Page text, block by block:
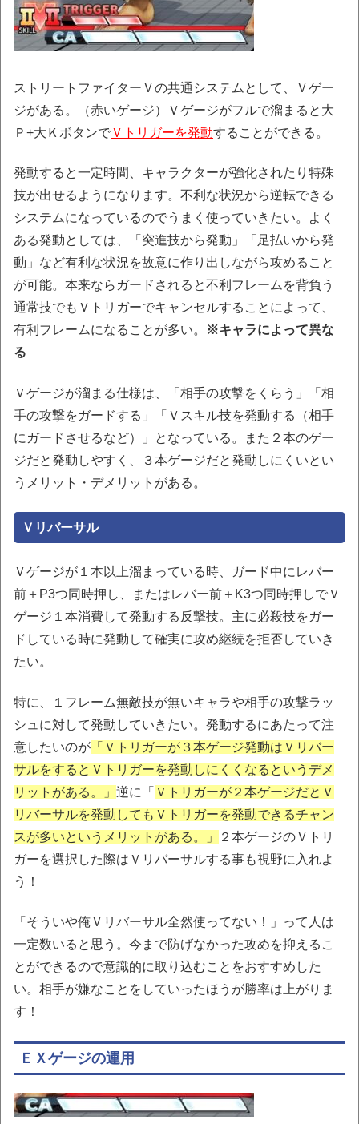
ストリートファイターＶの共通システムとして、Ｖゲー
ジがある。（赤いゲージ）Ｖゲージがフルで溜まると大
Ｐ+大ＫボタンでＶトリガーを発動することができる。
発動すると一定時間、キャラクターが強化されたり特殊
技が出せるようになります。不利な状況から逆転できる
システムになっているのでうまく使っていきたい。よく
ある発動としては、「突進技から発動」「足払いから発
動」など有利な状況を故意に作り出しながら攻めること
が可能。本来ならガードされると不利フレームを背負う
通常技でもＶトリガーでキャンセルすることによって、
有利フレームになることが多い。
※キャラによって異な
る
Ｖゲージが溜まる仕様は、「相手の攻撃をくらう」「相
手の攻撃をガードする」「Ｖスキル技を発動する（相手
にガードさせるなど）」となっている。また２本のゲー
ジだと発動しやすく、３本ゲージだと発動しにくいとい
うメリット・デメリットがある。
Ｖリバーサル
Ｖゲージが１本以上溜まっている時、ガード中にレバー
前＋P3つ同時押し、またはレバー前＋K3つ同時押しでＶ
ゲージ１本消費して発動する反撃技。主に必殺技をガー
ドしている時に発動して確実に攻め継続を拒否していき
たい。
特に、１フレーム無敵技が無いキャラや相手の攻撃ラッ
シュに対して発動していきたい。発動するにあたって注
意したいのが 「Ｖトリガーが３本ゲージ発動はＶリバー
サルをするとＶトリガーを発動しにくくなるというデメ
リットがある。」 逆に「 Ｖトリガーが２本ゲージだとＶ
リバーサルを発動してもＶトリガーを発動できるチャン
スが多いというメリットがある。」
２本ゲージのＶトリ
ガーを選択した際はＶリバーサルする事も視野に入れよ
う！
「そういや俺Ｖリバーサル全然使ってない！」って人は
一定数いると思う。今まで防げなかった攻めを抑えるこ
とができるので意識的に取り込むことをおすすめした
い。相手が嫌なことをしていったほうが勝率は上がりま
す！
ＥＸゲージの運用